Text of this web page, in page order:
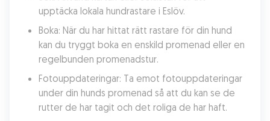
upptäcka lokala hundrastare i Eslöv.
Boka: När du har hittat rätt rastare för din hund
kan du tryggt boka en enskild promenad eller en
regelbunden promenadstur.
Fotouppdateringar: Ta emot fotouppdateringar
under din hunds promenad så att du kan se de
rutter de har tagit och det roliga de har haft.